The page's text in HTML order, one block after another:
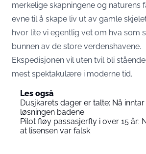
merkelige skapningene og naturens
evne til å skape liv ut av gamle
hvor lite vi egentlig vet om hva som
bunnen av de store verdenshavene.
Ekspedisjonen vil uten tvil bli
mest spektakulære i moderne tid.
Les også
Dusjkarets dager er talte: Nå
løsningen badene
Pilot fløy passasjerfly i over 15 år:
at lisensen var falsk